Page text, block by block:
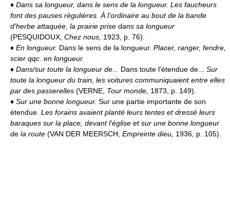
♦ Dans sa longueur, dans le sens de la longueur. Les faucheurs
font des pauses régulières. À l'ordinaire au bout de la bande
d'herbe attaquée, la prairie prise dans sa longueur
(PESQUIDOUX, Chez nous, 1923, p. 76).
♦ En longueur. Dans le sens de la longueur. Placer, ranger, fendre,
scier qqc. en longueur.
♦ Dans/sur toute la longueur de... Dans toute l'étendue de... Sur
toute la longueur du train, les voitures communiquaient entre elles
par des passerelles (VERNE, Tour monde, 1873, p. 149).
♦ Sur une bonne longueur. Sur une partie importante de son
étendue. Les forains avaient planté leurs tentes et dressé leurs
baraques sur la place, devant l'église et sur une bonne longueur
de la route (VAN DER MEERSCH, Empreinte dieu, 1936, p. 105).